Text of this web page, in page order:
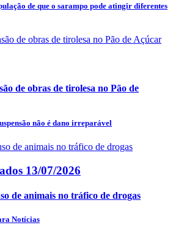
de que o sarampo pode atingir diferentes
de obras de tirolesa no Pão de
não é dano irreparável
13/07/2026
de animais no tráfico de drogas
Notícias